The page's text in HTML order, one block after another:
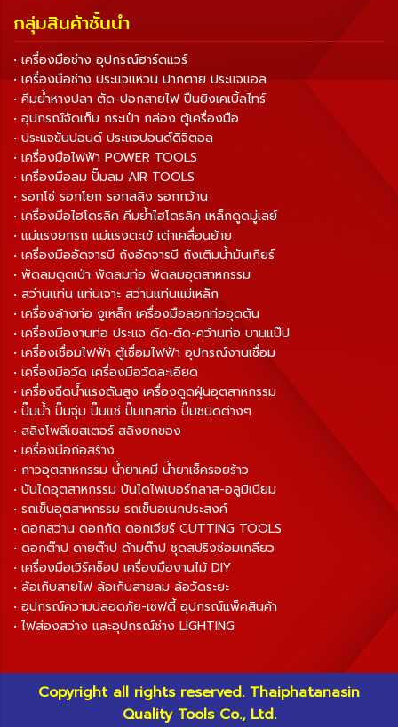
กลุ่มสินค้าชั้นนำ
• เครื่องมือช่าง อุปกรณ์ฮาร์ดแวร์
• เครื่องมือช่าง ประแจแหวน ปากตาย ประแจแอล
• คีมย้ำหางปลา ตัด-ปอกสายไฟ ปืนยิงเคเบิ้ลไทร์
• อุปกรณ์จัดเก็บ กระเป๋า กล่อง ตู้เครื่องมือ
• ประแจขันปอนด์ ประแจปอนด์ดิจิตอล
• เครื่องมือไฟฟ้า POWER TOOLS
• เครื่องมือลม ปั๊มลม AIR TOOLS
• รอกโซ่ รอกโยก รอกสลิง รอกกว้าน
• เครื่องมือไฮโดรลิค คีมย้ำไฮโดรลิค เหล็กดูดมู่เลย์
• แม่แรงยกรถ แม่แรงตะเข้ เต่าเคลื่อนย้าย
• เครื่องมืออัดจารบี ถังอัดจารบี ถังเติมน้ำมันเกียร์
• พัดลมดูดเป่า พัดลมท่อ พัดลมอุตสาหกรรม
• สว่านแท่น แท่นเจาะ สว่านแท่นแม่เหล็ก
• เครื่องล้างท่อ งูเหล็ก เครื่องมือลอกท่ออุดตัน
• เครื่องมืองานท่อ ประแจ ดัด-ตัด-คว้านท่อ บานแป๊ป
• เครื่องเชื่อมไฟฟ้า ตู้เชื่อมไฟฟ้า อุปกรณ์งานเชื่อม
• เครื่องมือวัด เครื่องมือวัดละเอียด
• เครื่องฉีดน้ำแรงดันสูง เครื่องดูดฝุ่นอุตสาหกรรม
• ปั๊มน้ำ ปั๊มจุ่ม ปั๊มแช่ ปั๊มเทสท่อ ปั๊มชนิดต่างๆ
• สลิงโพลีเยสเตอร์ สลิงยกของ
• เครื่องมือก่อสร้าง
• กาวอุตสาหกรรม น้ำยาเคมี น้ำยาเช็ครอยร้าว
• บันไดอุตสาหกรรม บันไดไฟเบอร์กลาส-อลูมิเนียม
• รถเข็นอุตสาหกรรม รถเข็นอเนกประสงค์
• ดอกสว่าน ดอกกัด ดอกเจียร์ CUTTING TOOLS
• ดอกต๊าป ดายต๊าป ด้ามต๊าป ชุดสปริงซ่อมเกลียว
• เครื่องมือเวิร์คช็อป เครื่องมืองานไม้ DIY
• ล้อเก็บสายไฟ ล้อเก็บสายลม ล้อวัดระยะ
• อุปกรณ์ความปลอดภัย-เซฟตี้ อุปกรณ์แพ็คสินค้า
• ไฟส่องสว่าง และอุปกรณ์ช่าง LIGHTING
Copyright all rights reserved. Thaiphatanasin
Quality Tools Co., Ltd.